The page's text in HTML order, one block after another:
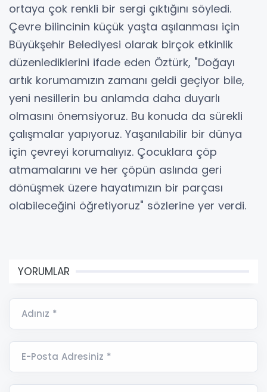
ortaya çok renkli bir sergi çıktığını söyledi.
Çevre bilincinin küçük yaşta aşılanması için
Büyükşehir Belediyesi olarak birçok etkinlik
düzenlediklerini ifade eden Öztürk, "Doğayı
artık korumamızın zamanı geldi geçiyor bile,
yeni nesillerin bu anlamda daha duyarlı
olmasını önemsiyoruz. Bu konuda da sürekli
çalışmalar yapıyoruz. Yaşanılabilir bir dünya
için çevreyi korumalıyız. Çocuklara çöp
atmamalarını ve her çöpün aslında geri
dönüşmek üzere hayatımızın bir parçası
olabileceğini öğretiyoruz" sözlerine yer verdi.
YORUMLAR
Adınız *
E-Posta Adresiniz *